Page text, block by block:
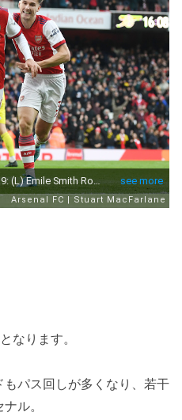
なります。
パス回しが多くなり、若干
ル。